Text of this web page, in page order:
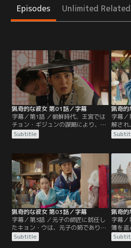
Episodes Unlimited
猟奇的な彼女 第01話／字幕
字幕／第1話 ／朝鮮時代、王宮では
チョン・ギジュンの謀略により、王
妃ハン氏が内通の疑いをかけられ廃
位に追い込まれる。まだ少女のヘミ
て10年の時が経ち…清での留学を終
えた秀才キョン・ウが3年ぶりに帰
国。友人達との祝いの席の帰り道、
キョン・ウは橋から落ちそうになっ
た可憐な女性を助ける。
Subtitle
猟奇
字幕
解され
たキョ
る謎の
してい
ばら
を心配
ダヨン
二人
に…。
猟奇的な彼女 第03話／字幕
字幕／第3話 ／元子の師匠に就任し
たキョン・ウは、元子の姉であり王
女であるヘミョンと再会し、驚きを
隠せない。一方王様は娘であるヘミ
Subtitle
猟奇
字幕
簿を盗
逃げ切
を共に